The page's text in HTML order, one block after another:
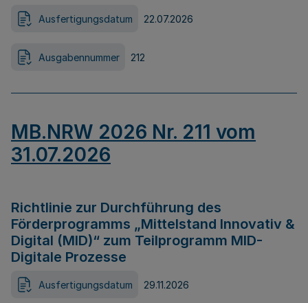
Ausfertigungsdatum 22.07.2026
Ausgabennummer 212
MB.NRW 2026 Nr. 211 vom
31.07.2026
Richtlinie zur Durchführung des
Förderprogramms „Mittelstand Innovativ &
Digital (MID)“ zum Teilprogramm MID-
Digitale Prozesse
Ausfertigungsdatum 29.11.2026